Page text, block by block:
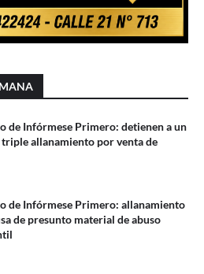
de Infórmese Primero: detienen a un
triple allanamiento por venta de
de Infórmese Primero: allanamiento
de presunto material de abuso